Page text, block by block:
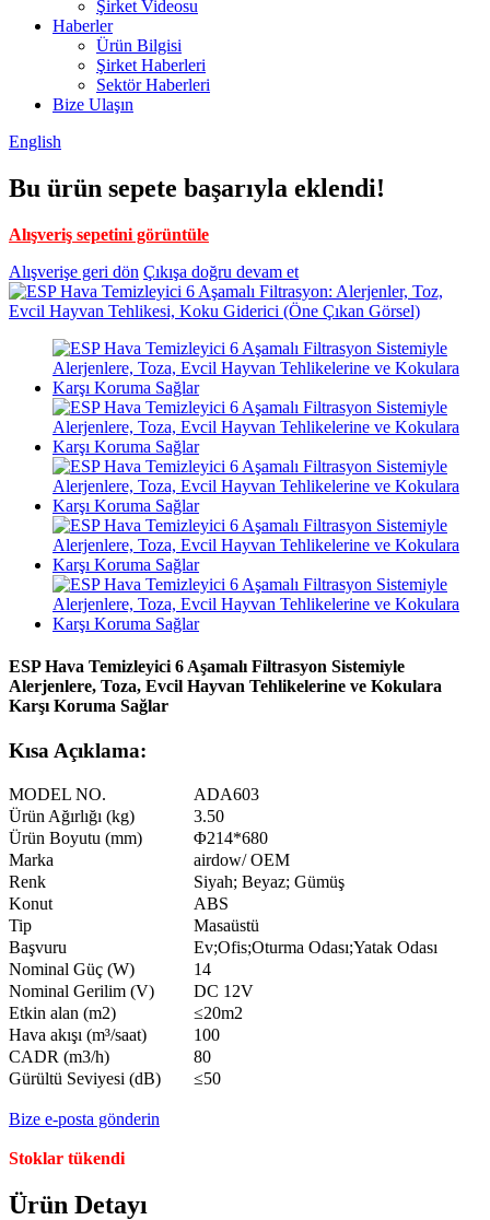
Şirket Videosu
Haberler
Ürün Bilgisi
Şirket Haberleri
Sektör Haberleri
Bize Ulaşın
English
Bu ürün sepete başarıyla eklendi!
Alışveriş sepetini görüntüle
Alışverişe geri dön Çıkışa doğru devam et
ESP Hava Temizleyici 6 Aşamalı Filtrasyon Sistemiyle
Alerjenlere, Toza, Evcil Hayvan Tehlikelerine ve Kokulara
Karşı Koruma Sağlar
Kısa Açıklama:
MODEL NO.
ADA603
Ürün Ağırlığı (kg)
3.50
Ürün Boyutu (mm)
Φ214*680
Marka
airdow/ OEM
Renk
Siyah; Beyaz; Gümüş
Konut
ABS
Tip
Masaüstü
Başvuru
Ev;Ofis;Oturma Odası;Yatak Odası
Nominal Güç (W)
14
Nominal Gerilim (V)
DC 12V
Etkin alan (m2)
≤20m2
Hava akışı (m³/saat)
100
CADR (m3/h)
80
Gürültü Seviyesi (dB)
≤50
Bize e-posta gönderin
Stoklar tükendi
Ürün Detayı